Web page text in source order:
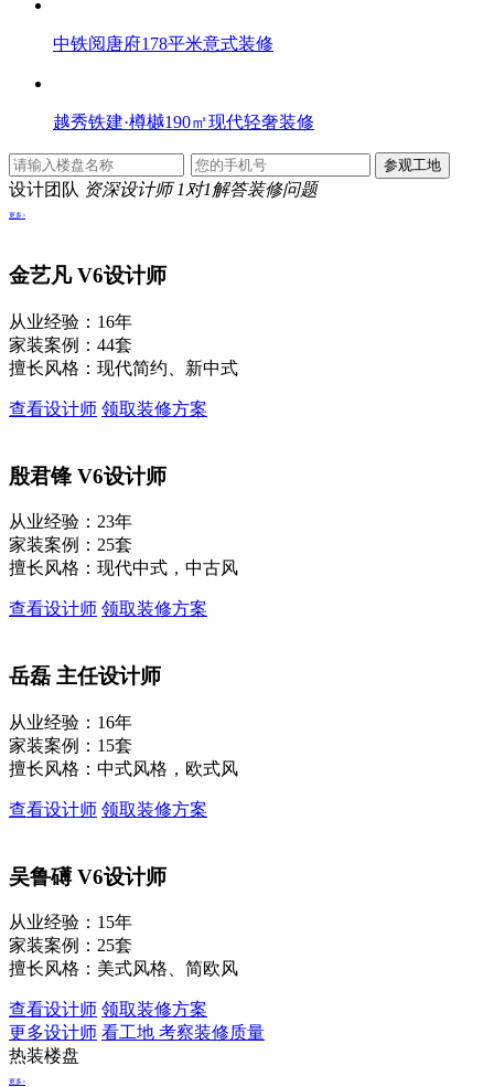
中铁阅唐府178平米意式装修
越秀铁建·樽樾190㎡现代轻奢装修
设计团队 资深设计师 1对1解答装修问题
更多>
金艺凡V6设计师
从业经验：16年
家装案例：44套
擅长风格：现代简约、新中式
查看设计师 领取装修方案
殷君锋 V6设计师
从业经验：23年
家装案例：25套
擅长风格：现代中式，中古风
查看设计师 领取装修方案
岳磊 主任设计师
从业经验：16年
家装案例：15套
擅长风格：中式风格，欧式风
查看设计师 领取装修方案
吴鲁礡V6设计师
从业经验：15年
家装案例：25套
擅长风格：美式风格、简欧风
查看设计师 领取装修方案
更多设计师 看工地 考察装修质量
热装楼盘
更多>